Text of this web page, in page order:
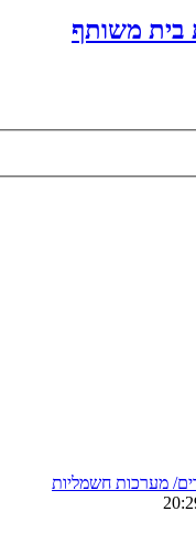
בית משותף
מערכות חשמליות